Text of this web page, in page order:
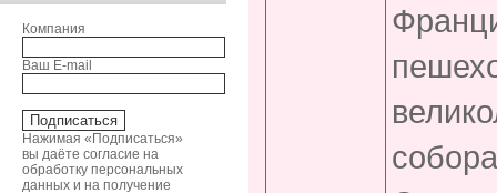
Компания
Ваш E-mail
Нажимая «Подписаться»
вы даёте согласие на
обработку персональных
данных и на получение